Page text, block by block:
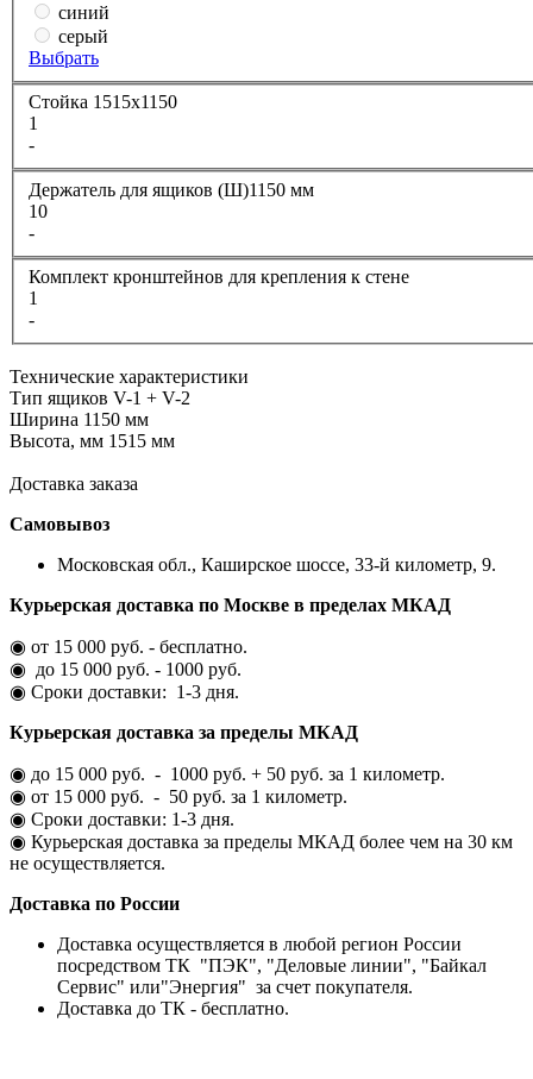
синий
серый
Выбрать
Стойка 1515х1150
1
-
Держатель для ящиков (Ш)1150 мм
10
-
Комплект кронштейнов для крепления к стене
1
-
Технические характеристики
Тип ящиков V-1 + V-2
Ширина 1150 мм
Высота, мм 1515 мм
Доставка заказа
Самовывоз
Московская обл., Каширское шоссе, 33-й километр, 9.
Курьерская доставка по Москве в пределах МКАД
◉ от 15 000 руб. - бесплатно.
◉ до 15 000 руб. - 1000 руб.
◉ Сроки доставки: 1-3 дня.
Курьерская доставка за пределы МКАД
◉ до 15 000 руб. - 1000 руб. + 50 руб. за 1 километр.
◉ от 15 000 руб. - 50 руб. за 1 километр.
◉ Сроки доставки: 1-3 дня.
◉ Курьерская доставка за пределы МКАД более чем на 30 км
не осуществляется.
Доставка по России
Доставка осуществляется в любой регион России
посредством ТК "ПЭК", "Деловые линии", "Байкал
Сервис" или"Энергия" за счет покупателя.
Доставка до ТК - бесплатно.